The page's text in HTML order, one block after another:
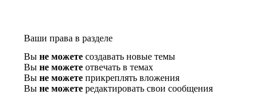
Ваши права в разделе
Вы не можете создавать новые темы
Вы не можете отвечать в темах
Вы не можете прикреплять вложения
Вы не можете редактировать свои сообщения